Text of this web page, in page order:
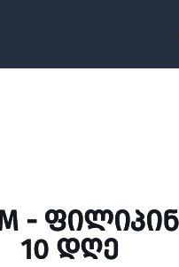
-
10 ᲓᲦᲔ